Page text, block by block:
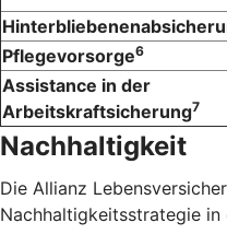
Pflegevorsorge6
Assistance in der
Arbeitskraftsicherung7
Nachhaltigkeit
Die Allianz
Nachhaltigkeitsstrategie in